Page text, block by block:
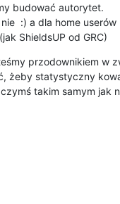
budować autorytet.
:) a dla home
ShieldsUP od GRC)
przodownikiem w
żeby statystyczny
takim samym jak